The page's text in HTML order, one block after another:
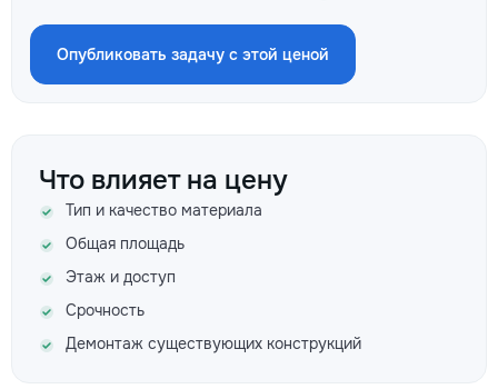
Опубликовать задачу с этой ценой
Что влияет на цену
Тип и качество материала
Общая площадь
Этаж и доступ
Срочность
Демонтаж существующих конструкций